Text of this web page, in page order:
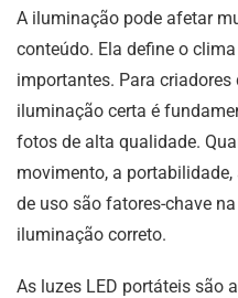
A iluminação pode afetar
conteúdo. Ela define o
importantes. Para
iluminação certa é
fotos de alta qualidade.
movimento, a
de uso são fatores-chave
iluminação correto.
As luzes LED portáteis são